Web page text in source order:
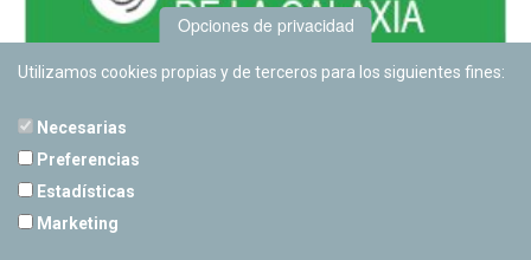
Opciones de privacidad
Utilizamos cookies propias y de terceros para los siguientes fines:
Necesarias
Preferencias
Estadísticas
Marketing